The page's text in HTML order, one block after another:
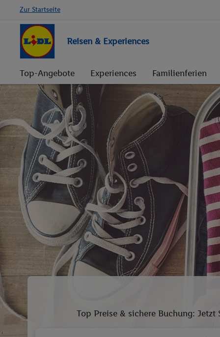
Zur Startseite
Reisen & Experiences
Top-Angebote Experiences Familienferien
Top Preise & sichere Buchung: